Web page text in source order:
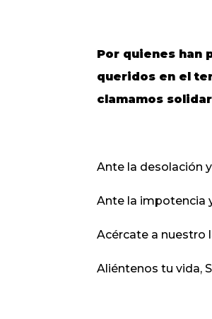
Por quienes han
queridos en el
clamamos
Ante la desolación
Ante la impotencia
Acércate a nuestro
Aliéntenos tu vida,